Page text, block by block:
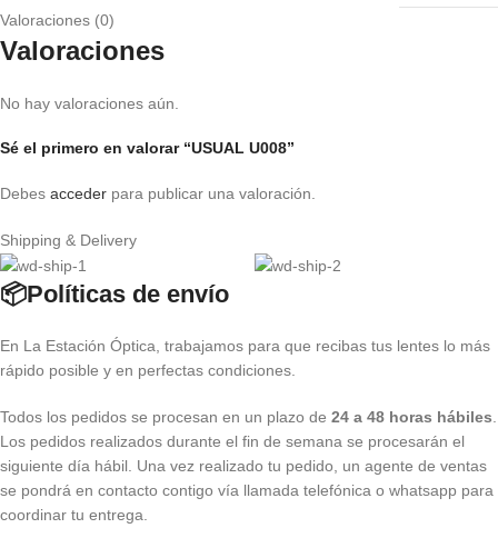
Valoraciones (0)
Valoraciones
No hay valoraciones aún.
Sé el primero en valorar “USUAL U008”
Debes acceder para publicar una valoración.
Shipping & Delivery
📦Políticas de envío
En La Estación Óptica, trabajamos para que recibas tus lentes lo más
rápido posible y en perfectas condiciones.
Todos los pedidos se procesan en un plazo de 24 a 48 horas hábiles
Los pedidos realizados durante el fin de semana se procesarán el
siguiente día hábil. Una vez realizado tu pedido, un agente de ventas
se pondrá en contacto contigo vía llamada telefónica o whatsapp para
coordinar tu entrega.